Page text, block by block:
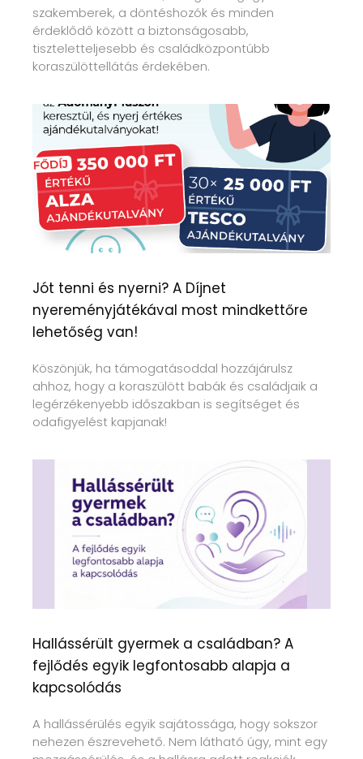
szakemberek, a döntéshozók és minden
érdeklődő között a biztonságosabb,
tiszteletteljesebb és családközpontúbb
koraszülöttellátás érdekében.
Jót tenni és nyerni? A Díjnet
nyereményjátékával most mindkettőre
lehetőség van!
Köszönjük, ha támogatásoddal hozzájárulsz
ahhoz, hogy a koraszülött babák és családjaik a
legérzékenyebb időszakban is segítséget és
odafigyelést kapjanak!
Hallássérült gyermek a családban? A
fejlődés egyik legfontosabb alapja a
kapcsolódás
A hallássérülés egyik sajátossága, hogy sokszor
nehezen észrevehető. Nem látható úgy, mint egy